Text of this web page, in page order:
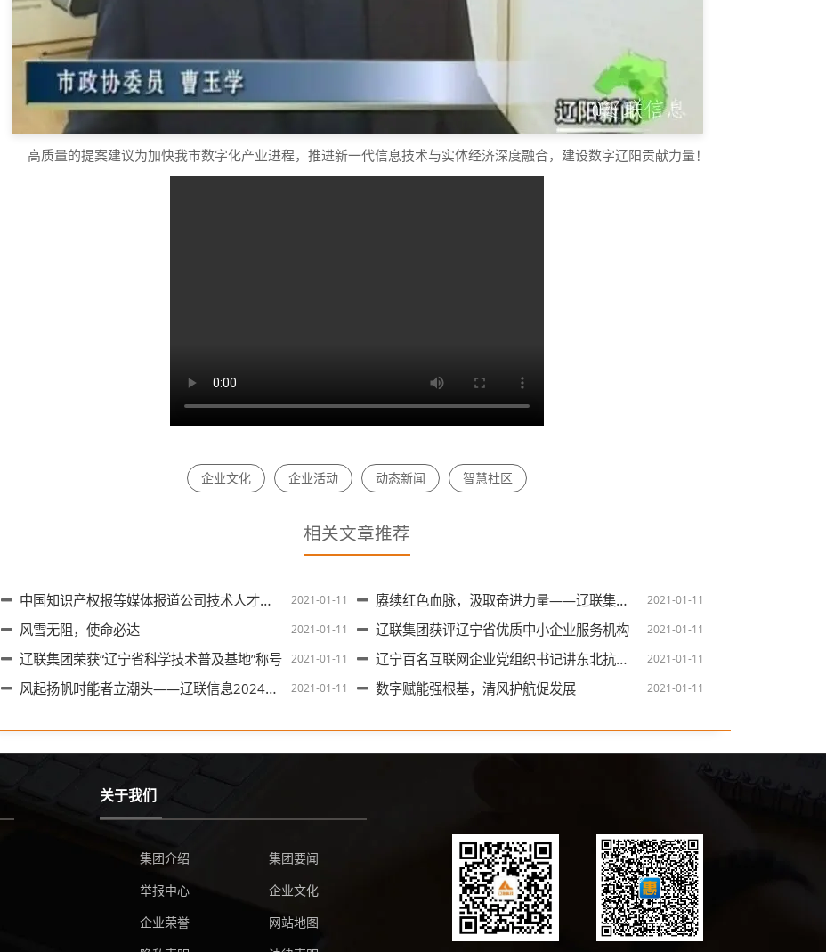
高质量的提案建议为加快我市数字化产业进程，推进新一代信息技术与实体经济深度融合，建设数字辽阳贡献力量！
企业文化 企业活动 动态新闻 智慧社区
相关文章推荐
2021-01-11
中国知识产权报等媒体报道公司技术人才入选省专家库 2021-01-11
赓续红色血脉，汲取奋进力量——辽联集团党支部开展迎七一感党恩红色研学活动
2021-01-11
风雪无阻，使命必达 2021-01-11
辽联集团获评辽宁省优质中小企业服务机构
2021-01-11
辽联集团荣获“辽宁省科学技术普及基地”称号 2021-01-11
辽宁百名互联网企业党组织书记讲东北抗联故事——辽联集团党支部
2021-01-11
风起扬帆时能者立潮头——辽联信息2024年年度股东会胜利召开 2021-01-11
数字赋能强根基，清风护航促发展
关于我们
集团介绍
集团要闻
举报中心
企业文化
企业荣誉
网站地图